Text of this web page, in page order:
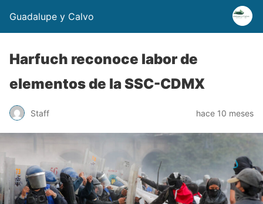
Guadalupe y Calvo
Harfuch reconoce labor de
elementos de la SSC-CDMX
Staff hace 10 meses